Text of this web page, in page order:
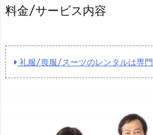
料金/サービス内容
礼服/喪服/スーツのレンタルは専門